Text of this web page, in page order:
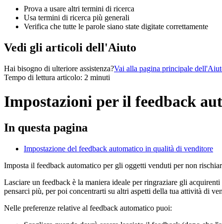
Prova a usare altri termini di ricerca
Usa termini di ricerca più generali
Verifica che tutte le parole siano state digitate correttamente
Vedi gli articoli dell'Aiuto
Hai bisogno di ulteriore assistenza?Vai alla pagina principale
Tempo di lettura articolo: 2 minuti
Impostazioni per il feedback
In questa pagina
Impostazione del feedback automatico in qualità di venditore
Imposta il feedback automatico per gli oggetti venduti per non
Lasciare un feedback è la maniera ideale per ringraziare gli
pensarci più, per poi concentrarti su altri aspetti della tua attività di
Nelle preferenze relative al feedback automatico puoi: